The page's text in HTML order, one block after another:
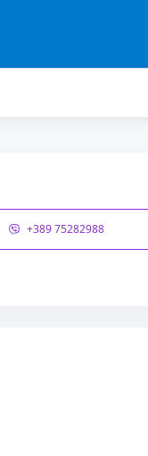
+389 75282988